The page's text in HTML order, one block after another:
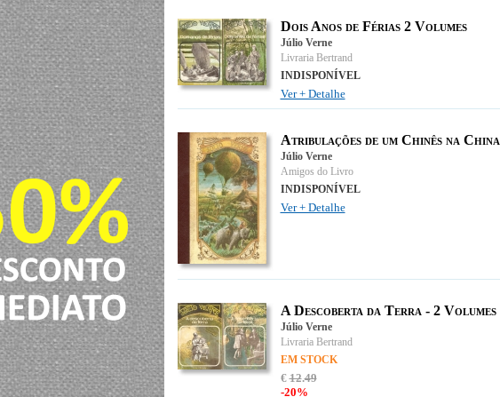
Dois Anos de Férias 2 Volumes
Júlio Verne
Livraria Bertrand
INDISPONÍVEL
Ver + Detalhe
Atribulações de um Chinês na China
Júlio Verne
Amigos do Livro
INDISPONÍVEL
Ver + Detalhe
A Descoberta da Terra - 2 Volumes
Júlio Verne
Livraria Bertrand
EM STOCK
€12.49
-20%